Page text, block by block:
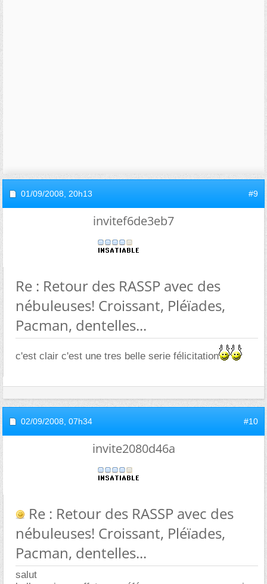
01/09/2008, 20h13 #9
invitef6de3eb7
Re : Retour des RASSP avec des
nébuleuses! Croissant, Pléïades,
Pacman, dentelles...
c'est clair c'est une tres belle serie félicitation
02/09/2008, 07h34 #10
invite2080d46a
Re : Retour des RASSP avec des
nébuleuses! Croissant, Pléïades,
Pacman, dentelles...
salut